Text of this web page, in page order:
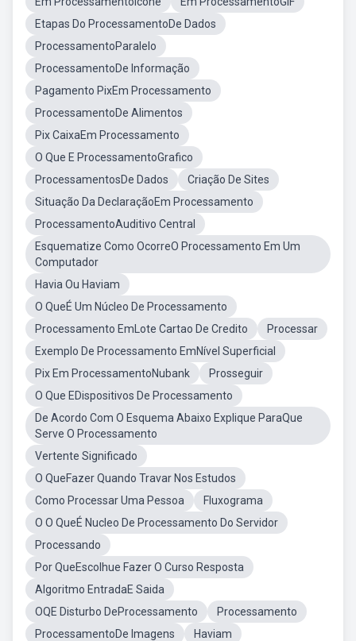
Etapas Do ProcessamentoDe Dados
ProcessamentoParalelo
ProcessamentoDe Informação
Pagamento PixEm Processamento
ProcessamentoDe Alimentos
Pix CaixaEm Processamento
O Que E ProcessamentoGrafico
ProcessamentosDe Dados
Criação De Sites
Situação Da DeclaraçãoEm Processamento
ProcessamentoAuditivo Central
Esquematize Como OcorreO Processamento Em Um
Computador
Havia Ou Haviam
O QueÉ Um Núcleo De Processamento
Processamento EmLote Cartao De Credito
Processar
Exemplo De Processamento EmNível Superficial
Pix Em ProcessamentoNubank
Prosseguir
O Que EDispositivos De Processamento
De Acordo Com O Esquema Abaixo Explique ParaQue
Serve O Processamento
Vertente Significado
O QueFazer Quando Travar Nos Estudos
Como Processar Uma Pessoa
Fluxograma
O O QueÉ Nucleo De Processamento Do Servidor
Processando
Por QueEscolhue Fazer O Curso Resposta
Algoritmo EntradaE Saida
OQE Disturbo DeProcessamento
Processamento
ProcessamentoDe Imagens
Haviam